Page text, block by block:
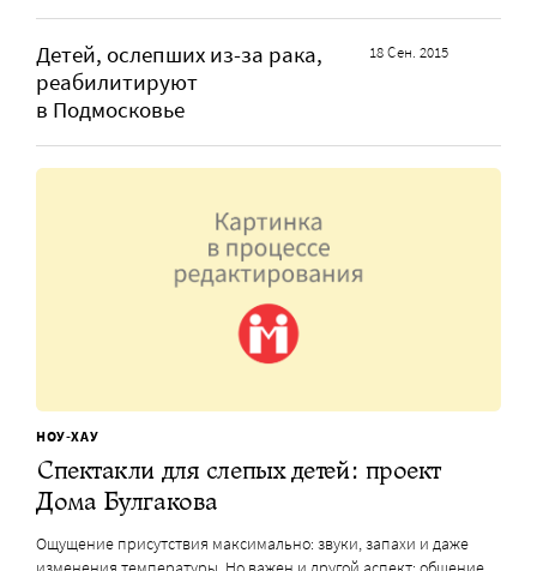
Детей, ослепших из-за рака,
реабилитируют
в Подмосковье
18 Сен. 2015
НОУ-ХАУ
Спектакли для слепых детей: проект
Дома Булгакова
Ощущение присутствия максимально: звуки, запахи и даже